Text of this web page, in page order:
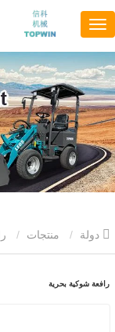
منتجات
رافعة شوكية بحرية